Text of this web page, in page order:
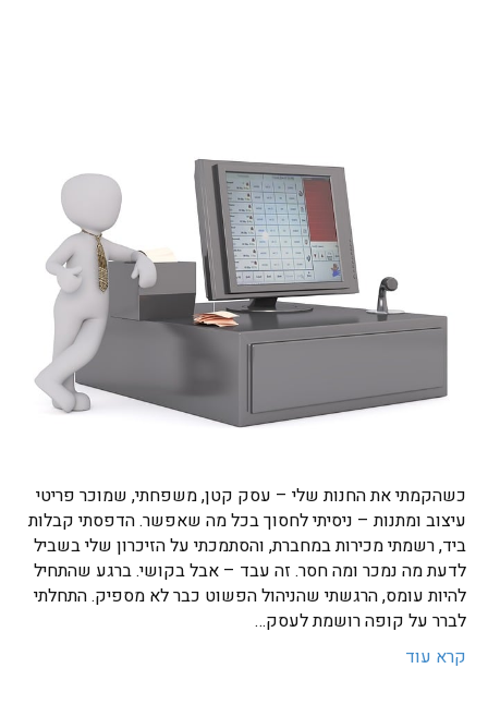
כשהקמתי את החנות שלי – עסק קטן, משפחתי, שמוכר פריטי
עיצוב ומתנות – ניסיתי לחסוך בכל מה שאפשר. הדפסתי קבלות
ביד, רשמתי מכירות במחברת, והסתמכתי על הזיכרון שלי בשביל
לדעת מה נמכר ומה חסר. זה עבד – אבל בקושי. ברגע שהתחיל
להיות עומס, הרגשתי שהניהול הפשוט כבר לא מספיק. התחלתי
לברר על קופה רושמת לעסק…
קרא עוד